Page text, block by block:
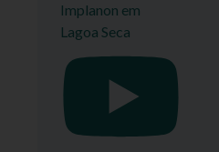
Implanon em
Lagoa Seca